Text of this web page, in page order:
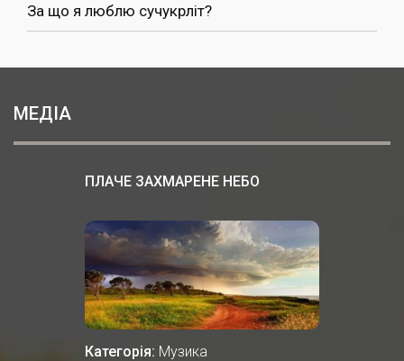
За що я люблю сучукрліт?
МЕДІА
ПЛАЧЕ ЗАХМАРЕНЕ НЕБО
Категорія: Музика